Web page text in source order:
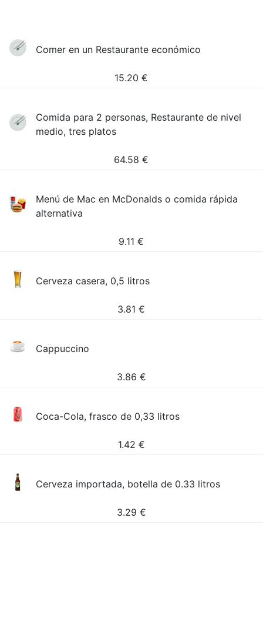
Comer en un Restaurante económico
15.20 €
Comida para 2 personas, Restaurante de nivel
medio, tres platos
64.58 €
Menú de Mac en McDonalds o comida rápida
alternativa
9.11 €
Cerveza casera, 0,5 litros
3.81 €
Cappuccino
3.86 €
Coca-Cola, frasco de 0,33 litros
1.42 €
Cerveza importada, botella de 0.33 litros
3.29 €